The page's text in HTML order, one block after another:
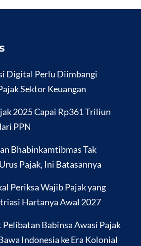
Digital Perlu Diimbangi
Sektor Keuangan
2025 Capai Rp361 Triliun
PPN
Bhabinkamtibmas Tak
Pajak, Ini Batasannya
Periksa Wajib Pajak yang
Hartanya Awal 2027
Pelibatan Babinsa Awasi Pajak
Indonesia ke Era Kolonial